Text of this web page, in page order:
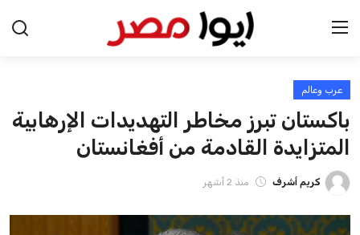
الرئيسية
اخبار مصر
عرب وعالم
اقتصاد
عرب وعالم
باكستان تبرز مخاطر التهديدات الإرهابية
المتزايدة القادمة من أفغانستان
كريم أشرف منذ 2 أشهر